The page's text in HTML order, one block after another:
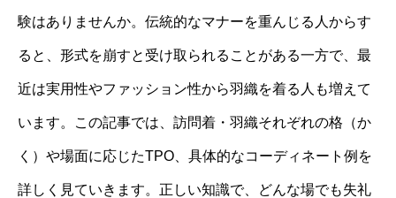
験はありませんか。伝統的なマナーを重んじる人からす
ると、形式を崩すと受け取られることがある一方で、最
近は実用性やファッション性から羽織を着る人も増えて
います。この記事では、訪問着・羽織それぞれの格（か
く）や場面に応じたTPO、具体的なコーディネート例を
詳しく見ていきます。正しい知識で、どんな場でも失礼